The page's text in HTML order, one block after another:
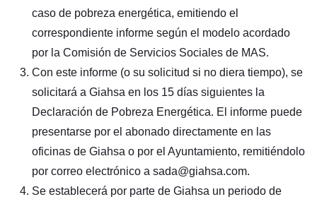
caso de pobreza energética, emitiendo el
correspondiente informe según el modelo acordado
por la Comisión de Servicios Sociales de MAS.
Con este informe (o su solicitud si no diera tiempo), se
solicitará a Giahsa en los 15 días siguientes la
Declaración de Pobreza Energética. El informe puede
presentarse por el abonado directamente en las
oficinas de Giahsa o por el Ayuntamiento, remitiéndolo
por correo electrónico a sada@giahsa.com.
Se establecerá por parte de Giahsa un periodo de